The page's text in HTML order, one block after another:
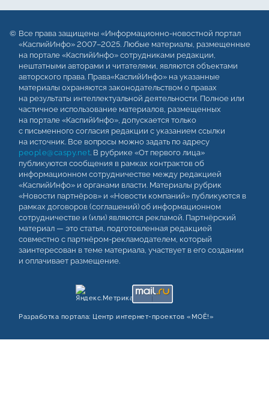
Все права защищены «Информационно-новостной портал
«КаспийИнфо» 2007–2025. Любые материалы, размещенные
на портале «КаспийИнфо» сотрудниками редакции,
нештатными авторами и читателями, являются объектами
авторского права. Права«КаспийИнфо» на указанные
материалы охраняются законодательством о правах
на результаты интеллектуальной деятельности. Полное или
частичное использование материалов, размещенных
на портале «КаспийИнфо», допускается только
с письменного согласия редакции с указанием ссылки
на источник. Все вопросы можно задать по адресу
people@caspy.net. В рубрике «От первого лица»
публикуются сообщения в рамках контрактов об
информационном сотрудничестве между редакцией
«КаспийИнфо» и органами власти. Материалы рубрик
«Новости партнёров» и «Новости компаний» публикуются в
рамках договоров (соглашений) об информационном
сотрудничестве и (или) являются рекламой. Партнёрский
материал — это статья, подготовленная редакцией
совместно с партнёром-рекламодателем, который
заинтересован в теме материала, участвует в его создании
и оплачивает размещение.
Разработка портала: Центр интернет‑проектов «МОЁ!»